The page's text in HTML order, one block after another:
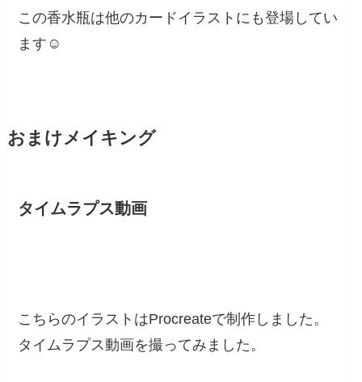
この香水瓶は他のカードイラストにも登場してい
ます☺️
おまけメイキング
タイムラプス動画
こちらのイラストはProcreateで制作しました。
タイムラプス動画を撮ってみました。